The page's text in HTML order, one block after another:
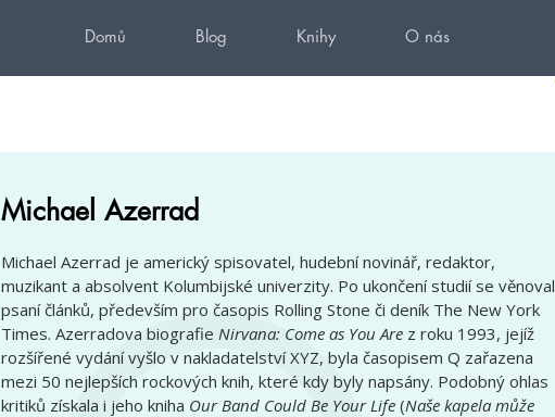
Domů Blog Knihy O nás
Michael Azerrad
Michael Azerrad je americký spisovatel, hudební novinář, redaktor,
muzikant a absolvent Kolumbijské univerzity. Po ukončení studií se věnoval
psaní článků, především pro časopis Rolling Stone či deník The New York
Times. Azerradova biografie Nirvana: Come as You Arez roku 1993, jejíž
rozšířené vydání vyšlo v nakladatelství XYZ, byla časopisem Q zařazena
mezi 50 nejlepších rockových knih, které kdy byly napsány. Podobný ohlas
kritiků získala i jeho kniha Our Band Could Be Your Life(Naše kapela může